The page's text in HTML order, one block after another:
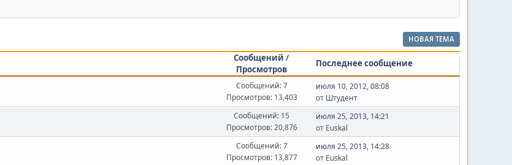
НОВАЯ ТЕМА
Сообщений /
Просмотров
Последнее сообщение
Сообщений: 7
Просмотров: 13,403
июля 10, 2012, 08:08
от Штудент
Сообщений: 15
Просмотров: 20,876
июля 25, 2013, 14:21
от Euskal
Сообщений: 7
Просмотров: 13,877
июля 25, 2013, 14:28
от Euskal